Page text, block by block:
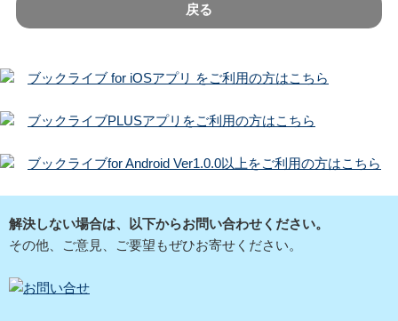
戻る
ブックライブ for iOSアプリ をご利用の方はこちら
ブックライブPLUSアプリをご利用の方はこちら
ブックライブfor Android Ver1.0.0以上をご利用の方はこちら
解決しない場合は、以下からお問い合わせください。
その他、ご意見、ご要望もぜひお寄せください。